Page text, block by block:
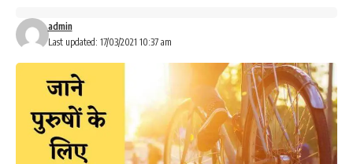
Last updated: 17/03/2021 10:37 am
admin